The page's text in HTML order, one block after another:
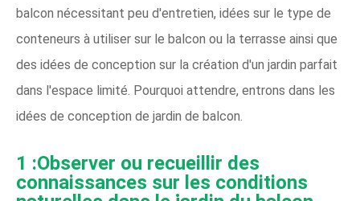
balcon nécessitant peu d'entretien, idées sur le type de
conteneurs à utiliser sur le balcon ou la terrasse ainsi que
des idées de conception sur la création d'un jardin parfait
dans l'espace limité. Pourquoi attendre, entrons dans les
idées de conception de jardin de balcon.
1 :Observer ou recueillir des
connaissances sur les conditions